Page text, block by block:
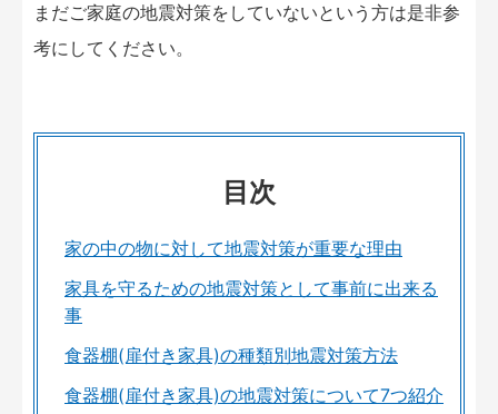
まだご家庭の地震対策をしていないという方は是非参
考にしてください。
目次
家の中の物に対して地震対策が重要な理由
家具を守るための地震対策として事前に出来る
事
食器棚(扉付き家具)の種類別地震対策方法
食器棚(扉付き家具)の地震対策について7つ紹介